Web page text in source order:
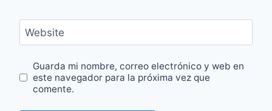
Website
Guarda mi nombre, correo electrónico y web en
este navegador para la próxima vez que
comente.